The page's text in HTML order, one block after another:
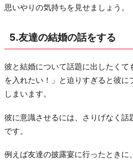
思いやりの気持ちを見せましょう。
5.友達の結婚の話をする
彼と結婚について話題に出したくて
を入れたい！」と迫りすぎると彼に
しまいます。
彼に意識させるには、さりげなく話
です。
例えば友達の披露宴に行ったときに